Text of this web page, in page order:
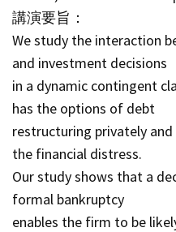
講演要旨：
We study the interaction
and investment decisions
in a dynamic contingent
has the options of debt
restructuring privately
the financial distress.
Our study shows that a
formal bankruptcy
enables the firm to be